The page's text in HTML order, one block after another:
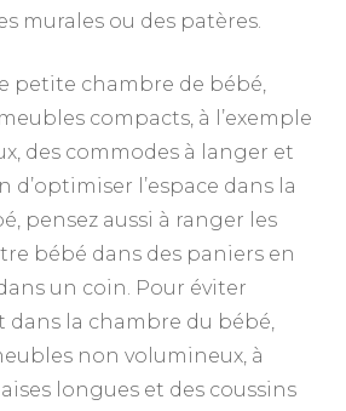
murales ou des patères.
petite chambre de bébé,
compacts, à l’exemple
des commodes à langer et
d’optimiser l’espace dans la
pensez aussi à ranger les
bébé dans des paniers en
un coin. Pour éviter
dans la chambre du bébé,
non volumineux, à
longues et des coussins